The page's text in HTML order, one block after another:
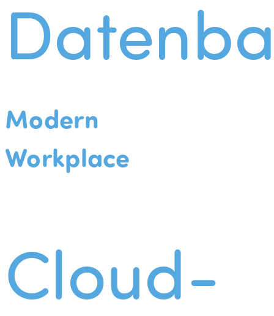
Modern
Workplace
Cloud-